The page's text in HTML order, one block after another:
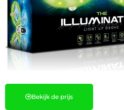
Bekijk de prijs